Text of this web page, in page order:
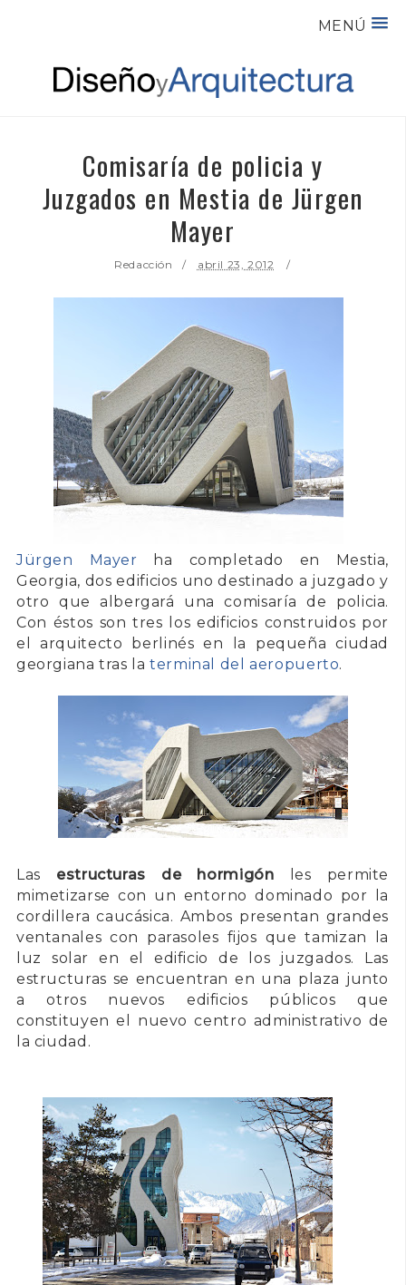
MENÚ
Comisaría de policia y
Juzgados en Mestia de Jürgen
Mayer
Redacción abril 23, 2012
Jürgen Mayer ha completado en Mestia,
Georgia, dos edificios uno destinado a juzgado y
otro que albergará una comisaría de policia.
Con éstos son tres los edificios construidos por
el arquitecto berlinés en la pequeña ciudad
georgiana tras laterminal del aeropuerto.
Las estructuras de hormigón
les permite
mimetizarse con un entorno dominado por la
cordillera caucásica. Ambos presentan grandes
ventanales con parasoles fijos que tamizan la
luz solar en el edificio de los juzgados. Las
estructuras se encuentran en una plaza junto
a otros nuevos edificios públicos que
constituyen el nuevo centro administrativo de
la ciudad.